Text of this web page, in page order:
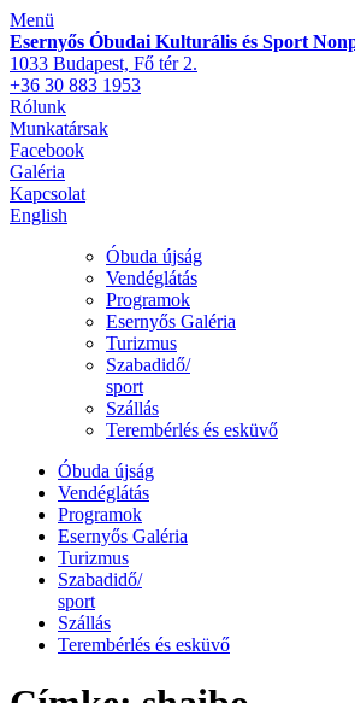
Menü
Esernyős Óbudai Kulturális és Sport
1033 Budapest, Fő tér 2.
+36 30 883 1953
Rólunk
Munkatársak
Facebook
Galéria
Kapcsolat
English
Óbuda újság
Vendéglátás
Programok
Esernyős Galéria
Turizmus
Szabadidő/
sport
Szállás
Terembérlés és esküvő
Óbuda újság
Vendéglátás
Programok
Esernyős Galéria
Turizmus
Szabadidő/
sport
Szállás
Terembérlés és esküvő